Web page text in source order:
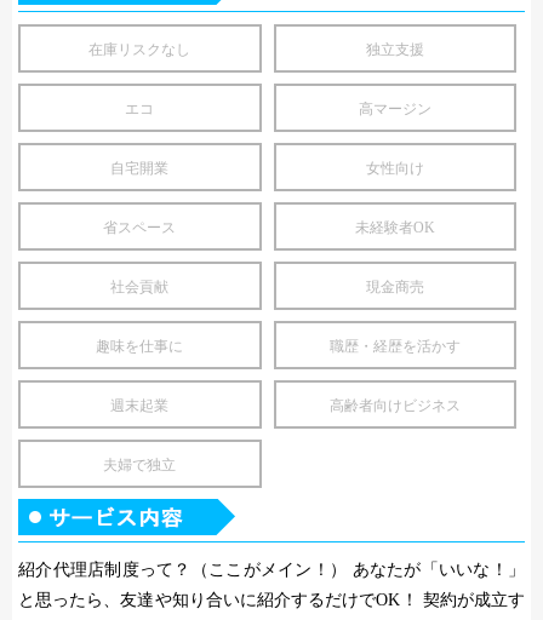
在庫リスクなし 独立支援
エコ 高マージン
自宅開業 女性向け
省スペース 未経験者OK
社会貢献 現金商売
趣味を仕事に 職歴・経歴を活かす
週末起業 高齢者向けビジネス
夫婦で独立
紹介代理店制度って？（ここがメイン！） あなたが「いいな！」
と思ったら、友達や知り合いに紹介するだけでOK！ 契約が成立す